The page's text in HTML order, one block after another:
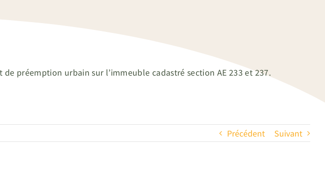
de préemption urbain sur l’immeuble cadastré section AE 233 et 237.
Précédent Suivant